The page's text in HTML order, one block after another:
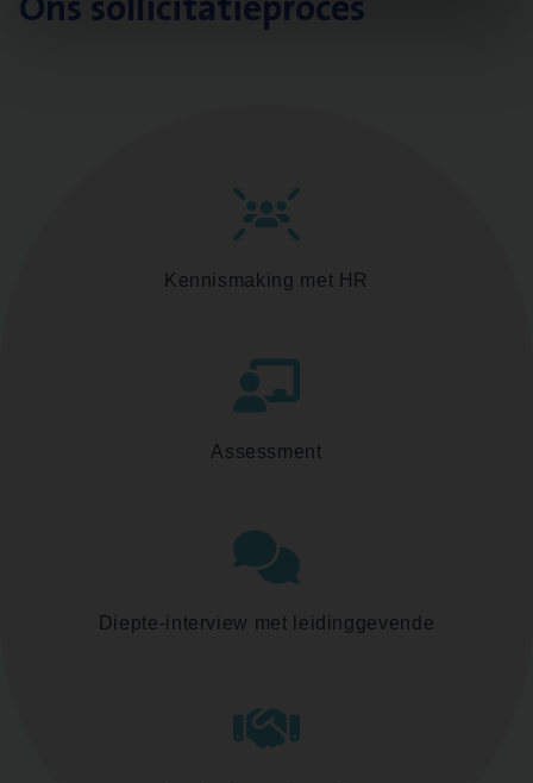
Kennismaking met HR
Assessment
Diepte-interview met leidinggevende